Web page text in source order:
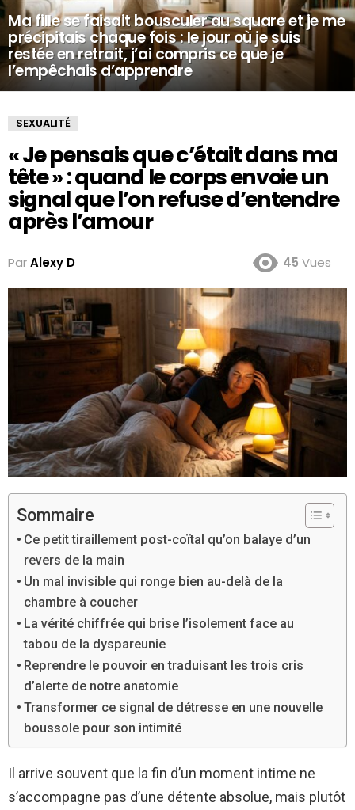
Ma fille se faisait bousculer au square et je me
précipitais chaque fois : le jour où je suis
restée en retrait, j’ai compris ce que je
l’empêchais d’apprendre
SEXUALITÉ
« Je pensais que c’était dans ma
tête » : quand le corps envoie un
signal que l’on refuse d’entendre
après l’amour
ParAlexy D 45 Vues
Sommaire
Ce petit tiraillement post-coïtal qu’on balaye d’un
revers de la main
Un mal invisible qui ronge bien au-delà de la
chambre à coucher
La vérité chiffrée qui brise l’isolement face au
tabou de la dyspareunie
Reprendre le pouvoir en traduisant les trois cris
d’alerte de notre anatomie
Transformer ce signal de détresse en une nouvelle
boussole pour son intimité
Il arrive souvent que la fin d’un moment intime ne
s’accompagne pas d’une détente absolue, mais plutôt